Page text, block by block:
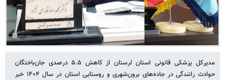
مدیرکل پزشکی قانونی استان لرستان از کاهش ۵.۵ درصدی جان‌باختگان
حوادث رانندگی در جاده‌های برون‌شهری و روستایی استان در سال ۱۴۰۴ خبر